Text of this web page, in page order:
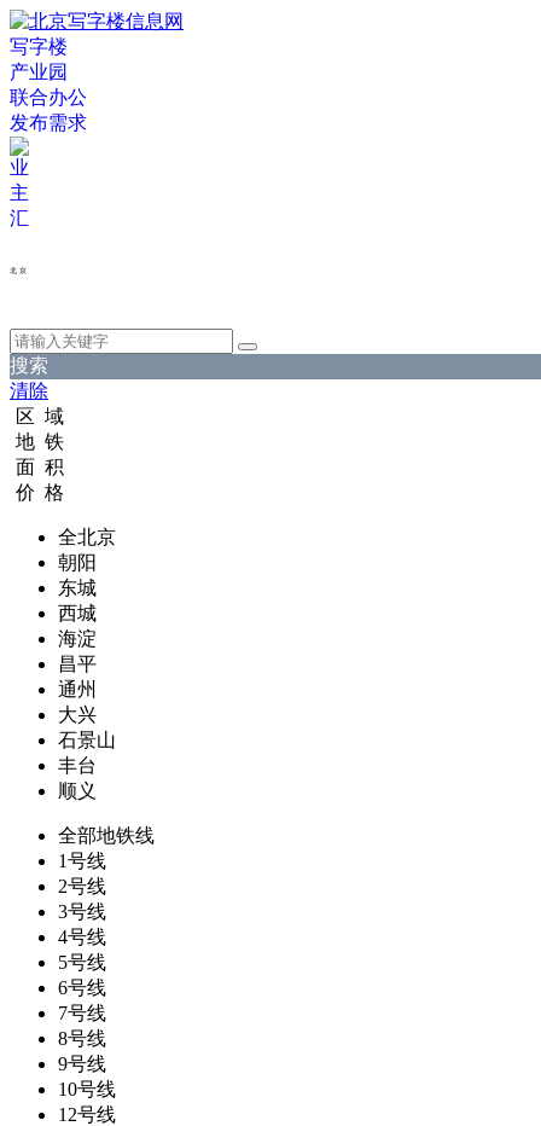
写字楼
产业园
联合办公
发布需求
北 京
搜索
清除
区 域
地 铁
面 积
价 格
全北京
朝阳
东城
西城
海淀
昌平
通州
大兴
石景山
丰台
顺义
全部地铁线
1号线
2号线
3号线
4号线
5号线
6号线
7号线
8号线
9号线
10号线
12号线